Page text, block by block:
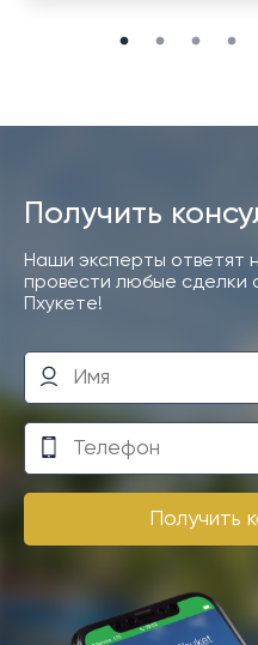
Получить
Наши эксперты ответят
провести любые сделки
Пхукете!
Получить